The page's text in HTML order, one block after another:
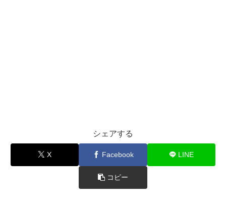
シェアする
X Facebook LINE
コピー